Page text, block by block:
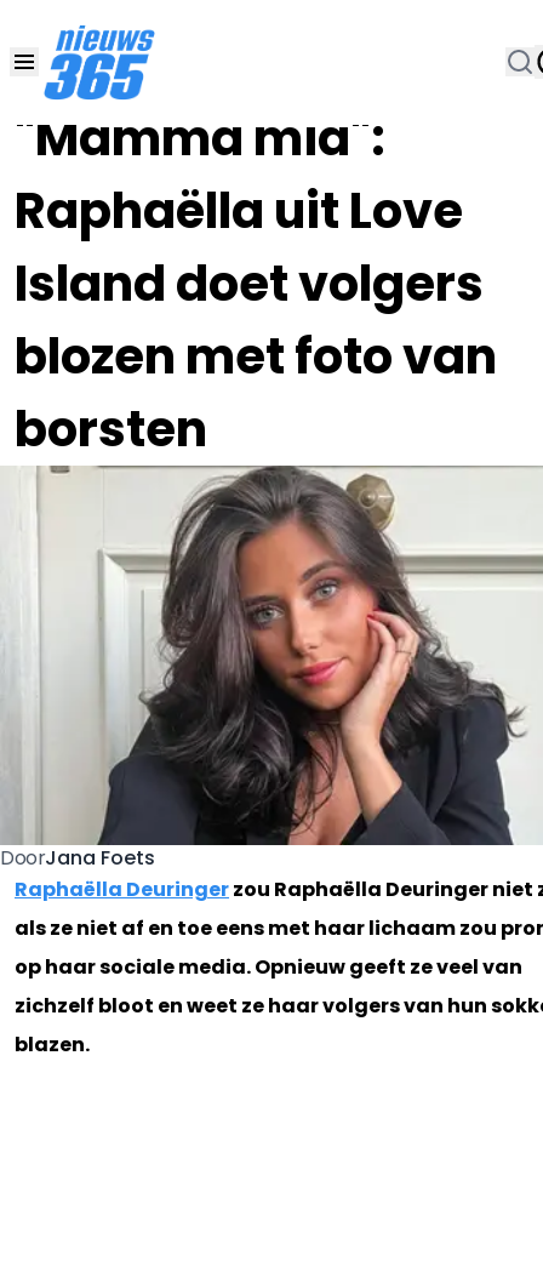
"Mamma mia":
Raphaëlla uit Love
Island doet volgers
blozen met foto van
borsten
01 FEB 2023, 16:30
DoorJana Foets
Raphaëlla Deuringerzou Raphaëlla Deuringer niet
als ze niet af en toe eens met haar lichaam zou
op haar sociale media. Opnieuw geeft ze veel van
zichzelf bloot en weet ze haar volgers van hun
blazen.